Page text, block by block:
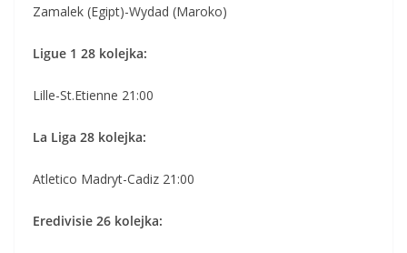
Zamalek (Egipt)-Wydad (Maroko)
Ligue 1 28 kolejka:
Lille-St.Etienne 21:00
La Liga 28 kolejka:
Atletico Madryt-Cadiz 21:00
Eredivisie 26 kolejka: